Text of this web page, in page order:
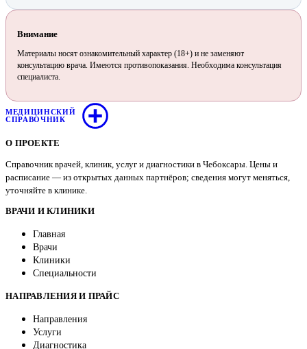
Внимание
Материалы носят ознакомительный характер (18+) и не заменяют
консультацию врача. Имеются противопоказания. Необходима консультация
специалиста.
МЕДИЦИНСКИЙ
СПРАВОЧНИК
О ПРОЕКТЕ
Справочник врачей, клиник, услуг и диагностики в Чебоксары. Цены и
расписание — из открытых данных партнёров; сведения могут меняться,
уточняйте в клинике.
ВРАЧИ И КЛИНИКИ
Главная
Врачи
Клиники
Специальности
НАПРАВЛЕНИЯ И ПРАЙС
Направления
Услуги
Диагностика